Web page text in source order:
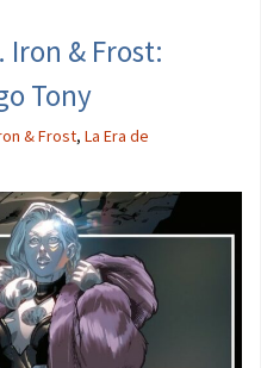
Iron & Frost:
Tony
& Frost, La Era de